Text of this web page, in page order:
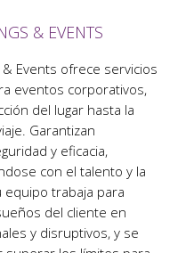
& EVENTS
& Events ofrece servicios
eventos corporativos,
del lugar hasta la
Garantizan
y eficacia,
con el talento y la
equipo trabaja para
del cliente en
y disruptivos, y se